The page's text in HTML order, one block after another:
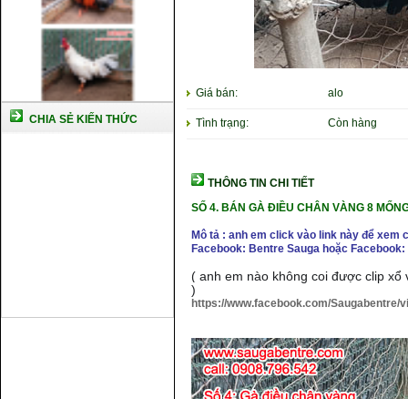
CHIA SẺ KIẾN THỨC
Giá bán: alo
Tình trạng: Còn hàng
THÔNG TIN CHI TIẾT
SỐ 4. BÁN GÀ ĐIỀU CHÂN VÀNG 8
Mô tả : anh em click vào link này để
Facebook: Bentre Sauga hoặc Facebook:
( anh em nào không coi được clip xổ
)
https://www.facebook.com/Saugabentre/